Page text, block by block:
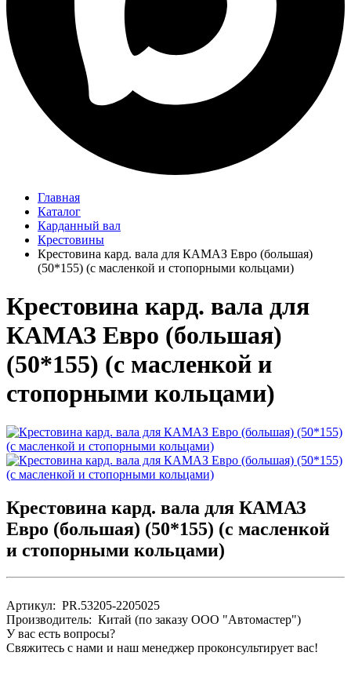
Главная
Каталог
Карданный вал
Крестовины
Крестовина кард. вала для КАМАЗ Евро (большая)
(50*155) (с масленкой и стопорными кольцами)
Крестовина кард. вала для
КАМАЗ Евро (большая)
(50*155) (с масленкой и
стопорными кольцами)
Крестовина кард. вала для КАМАЗ
Евро (большая) (50*155) (с масленкой
и стопорными кольцами)
Артикул: PR.53205-2205025
Производитель: Китай (по заказу ООО "Автомастер")
У вас есть вопросы?
Свяжитесь с нами и наш менеджер проконсультирует вас!